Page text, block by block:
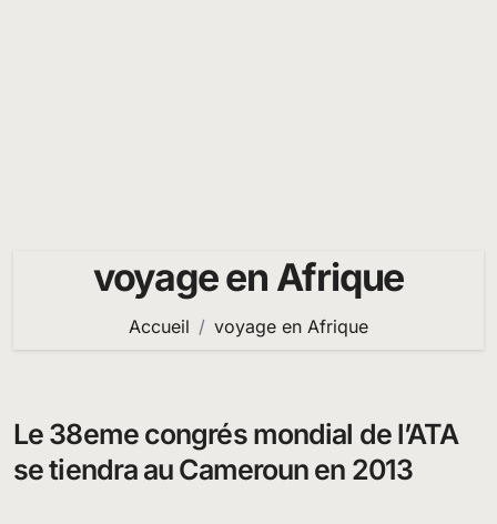
voyage en Afrique
Accueil voyage en Afrique
Le 38eme congrés mondial de l’ATA
se tiendra au Cameroun en 2013